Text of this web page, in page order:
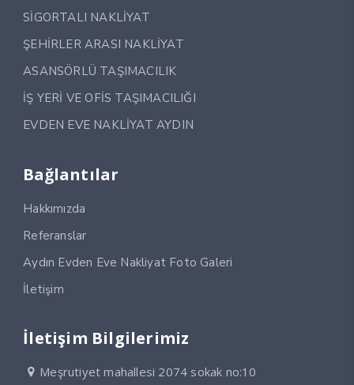
SİGORTALI NAKLİYAT
ŞEHİRLER ARASI NAKLİYAT
ASANSÖRLÜ TAŞIMACILIK
İŞ YERİ VE OFİS TAŞIMACILIĞI
EVDEN EVE NAKLİYAT AYDIN
Bağlantılar
Hakkımızda
Referanslar
Aydın Evden Eve Nakliyat Foto Galeri
İletişim
İletişim Bilgilerimiz
Meşrutiyet mahallesi 2074 sokak no:10